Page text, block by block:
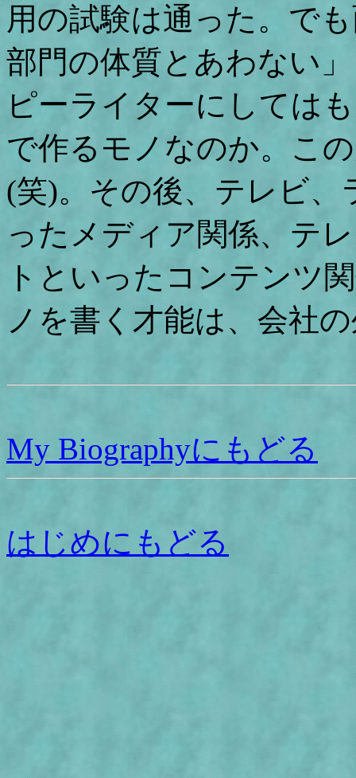
用の試験は通った。で
部門の体質とあわない
ピーライターにしては
で作るモノなのか。こ
(笑)。その後、テレビ
ったメディア関係、テ
トといったコンテンツ
ノを書く才能は、会社
My Biographyにもどる
はじめにもどる